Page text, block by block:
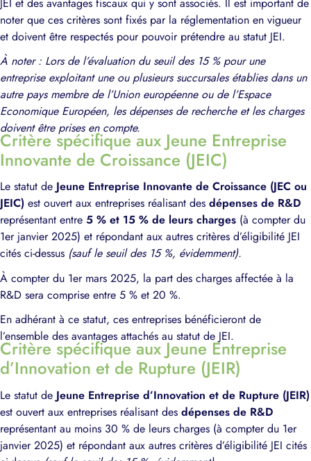
noter que ces critères sont fixés par la réglementation en vigueur
et doivent être respectés pour pouvoir prétendre au statut JEI.
À noter : Lors de l’évaluation du seuil des 15 % pour une
entreprise exploitant une ou plusieurs succursales établies dans un
autre pays membre de l’Union européenne ou de l’Espace
Economique Européen, les dépenses de recherche et les charges
doivent être prises en compte.
Critère spécifique aux Jeune Entreprise
Innovante de Croissance (JEIC)
Le statut de Jeune Entreprise Innovante de Croissance (JEC ou
JEIC) est ouvert aux entreprises réalisant des dépenses de R&D
représentant entre 5 % et 15 % de leurs charges (à compter du
1er janvier 2025) et répondant aux autres critères d’éligibilité JEI
cités ci-dessus (sauf le seuil des 15 %, évidemment).
À compter du 1er mars 2025, la part des charges affectée à la
R&D sera comprise entre 5 % et 20 %.
En adhérant à ce statut, ces entreprises bénéficieront de
l’ensemble des avantages attachés au statut de JEI.
Critère spécifique aux Jeune Entreprise
d’Innovation et de Rupture (JEIR)
Le statut de Jeune Entreprise d’Innovation et de Rupture (JEIR)
est ouvert aux entreprises réalisant des dépenses de R&D
représentant au moins 30 % de leurs charges (à compter du 1er
janvier 2025) et répondant aux autres critères d’éligibilité JEI cités